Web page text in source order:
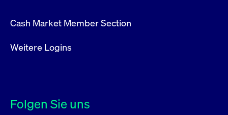
Cash Market Member Section
Weitere Logins
Folgen Sie uns